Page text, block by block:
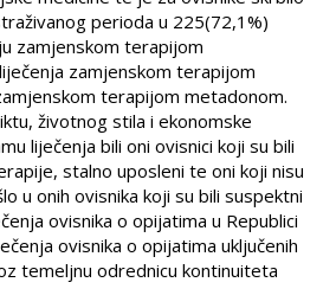
perioda u 225(72,1%)
zamjenskom terapijom
zamjenskom terapijom
terapijom metadonom.
životnog stila i ekonomske
liječenja bili oni ovisnici koji su bili
stalno uposleni te oni koji nisu
u onih ovisnika koji su bili suspektni
ovisnika o opijatima u Republici
ovisnika o opijatima uključenih
temeljnu odrednicu kontinuiteta